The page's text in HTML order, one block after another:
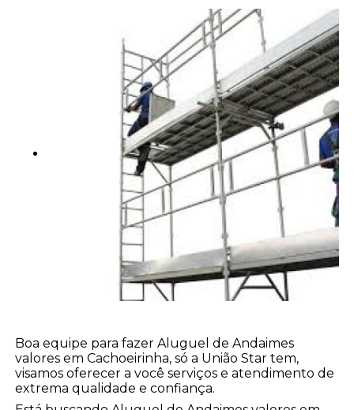
Boa equipe para fazer Aluguel de Andaimes
valores em Cachoeirinha, só a União Star tem,
visamos oferecer a você serviços e atendimento de
extrema qualidade e confiança.